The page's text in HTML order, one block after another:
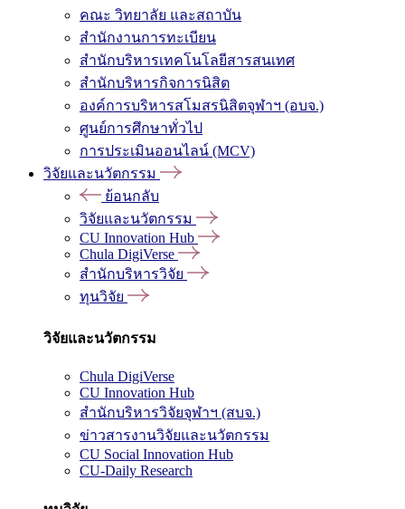
คณะ วิทยาลัย และสถาบัน
สำนักงานการทะเบียน
สำนักบริหารเทคโนโลยีสารสนเทศ
สำนักบริหารกิจการนิสิต
องค์การบริหารสโมสรนิสิตจุฬาฯ (อบจ.)
ศูนย์การศึกษาทั่วไป
การประเมินออนไลน์ (MCV)
วิจัยและนวัตกรรม
ย้อนกลับ
วิจัยและนวัตกรรม
CU Innovation Hub
Chula DigiVerse
สำนักบริหารวิจัย
ทุนวิจัย
วิจัยและนวัตกรรม
Chula DigiVerse
CU Innovation Hub
สำนักบริหารวิจัยจุฬาฯ (สบจ.)
ข่าวสารงานวิจัยและนวัตกรรม
CU Social Innovation Hub
CU-Daily Research